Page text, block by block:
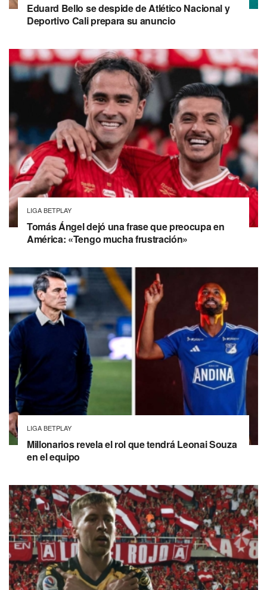
Eduard Bello se despide de Atlético Nacional y
Deportivo Cali prepara su anuncio
LIGA BETPLAY
Tomás Ángel dejó una frase que preocupa en
América: «Tengo mucha frustración»
LIGA BETPLAY
Millonarios revela el rol que tendrá Leonai Souza
en el equipo